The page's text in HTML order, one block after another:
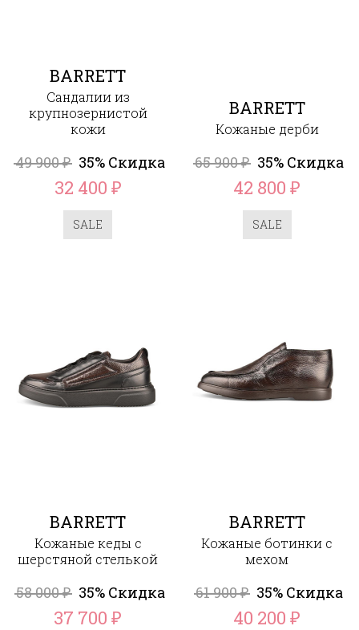
BARRETT
Сандалии из
крупнозернистой
кожи
49 900₽ 35% Скидка
32 400 ₽
SALE
BARRETT
Кожаные дерби
65 900₽ 35% Скидка
42 800₽
SALE
BARRETT
Кожаные кеды с
шерстяной стелькой
58 000₽ 35% Скидка
37 700₽
BARRETT
Кожаные ботинки с
мехом
61 900₽ 35% Скидка
40 200₽